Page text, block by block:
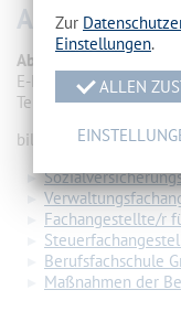
ABTEILUNG 4
Abteilungsleiter:
E-Mail:
Telefon: 0355
bildet in folgenden
Fachangestellte/r
Berufsfachschule
Maßnahmen der
Zur
Einstellungen.
ALLEN